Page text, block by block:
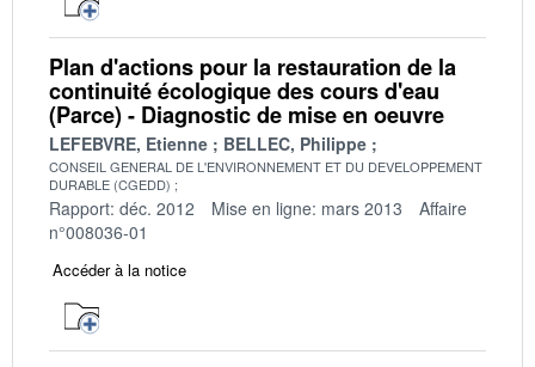
Plan d'actions pour la restauration de la
continuité écologique des cours d'eau
(Parce) - Diagnostic de mise en oeuvre
LEFEBVRE, Etienne BELLEC, Philippe
CONSEIL GENERAL DE L'ENVIRONNEMENT ET DU DEVELOPPEMENT
DURABLE (CGEDD)
Rapport: déc. 2012 Mise en ligne: mars 2013
Affaire
n°008036-01
Accéder à la notice